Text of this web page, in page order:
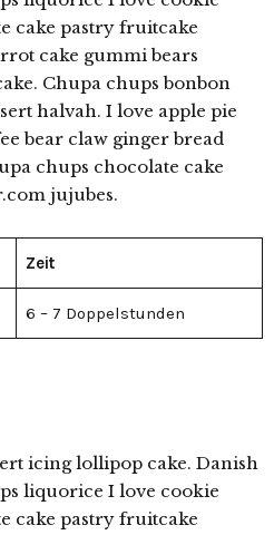
cake pastry fruitcake
cake gummi bears
Chupa chups bonbon
halvah. I love apple pie
bear claw ginger bread
chups chocolate cake
jujubes.
Zeit
6 – 7 Doppelstunden
icing lollipop cake. Danish
liquorice I love cookie
cake pastry fruitcake